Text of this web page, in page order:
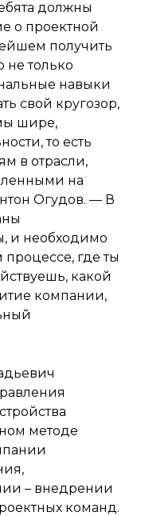
должны
о проектной
получить
не только
навыки
свой кругозор,
шире,
то есть
в отрасли,
на
Огудов. — В
и необходимо
где ты
какой
компании,
методе
– внедрении
команд.